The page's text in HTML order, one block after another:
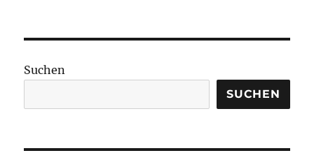
Suchen
SUCHEN